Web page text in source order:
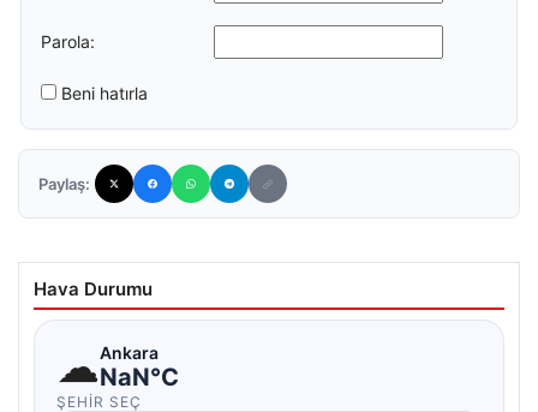
Parola:
Beni hatırla
Paylaş:
Hava Durumu
☁Ankara
NaN°C
ŞEHIR SEÇ